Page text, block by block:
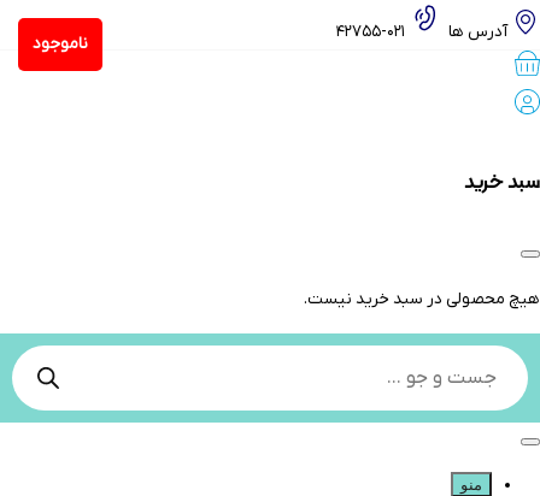
آدرس ها
سبد خرید
هیچ محصولی در سبد خرید نیست.
Products
search
منو
ناموجود